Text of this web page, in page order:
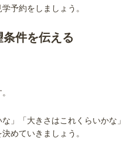
予約をしましょう。
件を伝える
」「大きさはこれくらいかな」
めていきましょう。